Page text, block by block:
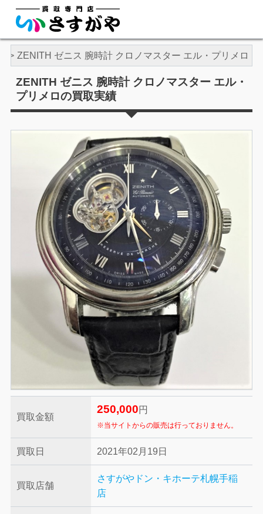
ZENITH ゼニス 腕時計 クロノマスター エル・プリメロ
ZENITH ゼニス 腕時計 クロノマスター エル・
プリメロの買取実績
買取金額
250,000 円
※当サイトからの販売は行っておりません。
買取日 2021年02月19日
買取店舗
さすがやドン・キホーテ札幌手稲
店